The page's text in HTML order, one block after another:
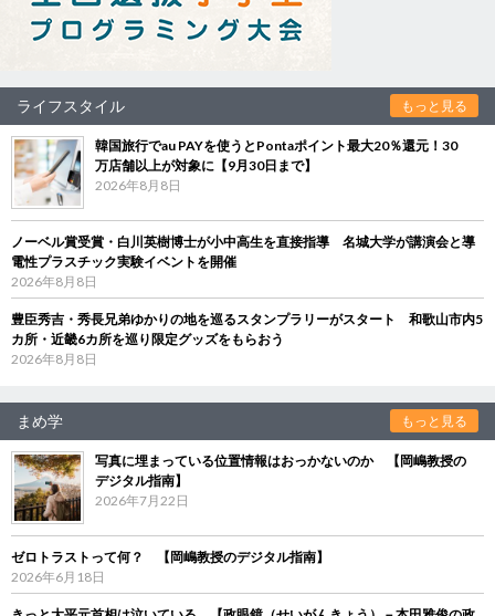
ライフスタイル もっと見る
韓国旅行でau PAYを使うとPontaポイント最大20％還元！30
万店舗以上が対象に【9月30日まで】
2026年8月8日
ノーベル賞受賞・白川英樹博士が小中高生を直接指導 名城大学が講演会と導
電性プラスチック実験イベントを開催
2026年8月8日
豊臣秀吉・秀長兄弟ゆかりの地を巡るスタンプラリーがスタート 和歌山市内5
カ所・近畿6カ所を巡り限定グッズをもらおう
2026年8月8日
まめ学 もっと見る
写真に埋まっている位置情報はおっかないのか 【岡嶋教授の
デジタル指南】
2026年7月22日
ゼロトラストって何？ 【岡嶋教授のデジタル指南】
2026年6月18日